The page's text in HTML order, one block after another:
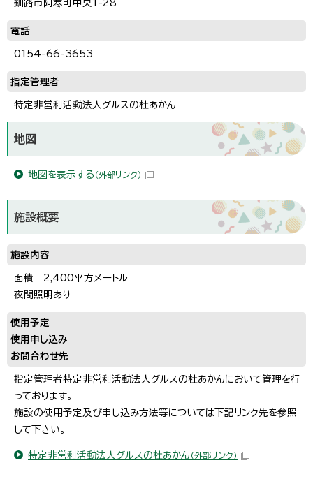
釧路市阿寒町中央1-28
電話
0154-66-3653
指定管理者
特定非営利活動法人グルスの杜あかん
地図
地図を表示する （外部リンク）
施設概要
施設内容
面積 2,400平方メートル
夜間照明あり
使用予定
使用申し込み
お問合わせ先
指定管理者特定非営利活動法人グルスの杜あかんにおいて管理を行
っております。
施設の使用予定及び申し込み方法等については下記リンク先を参照
して下さい。
特定非営利活動法人グルスの杜あかん （外部リンク）